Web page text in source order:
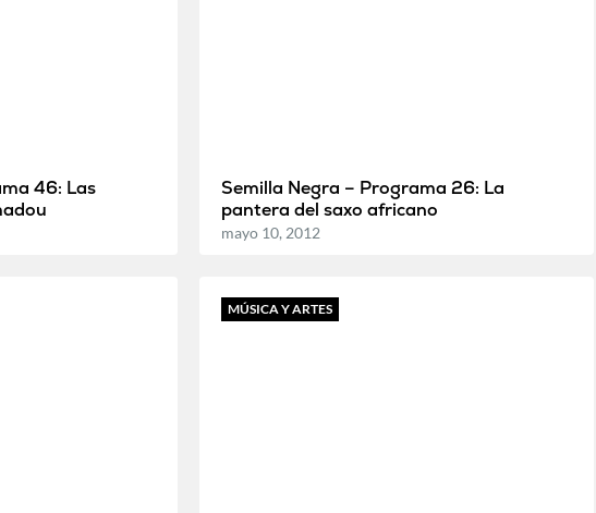
46: Las
Semilla Negra – Programa 26: La
pantera del saxo africano
mayo 10, 2012
MÚSICA Y ARTES